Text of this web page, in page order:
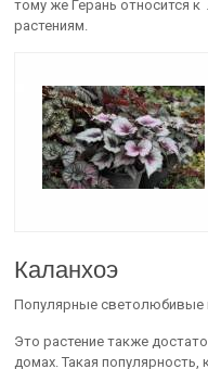
тому же Герань относится
растениям.
Каланхоэ
Популярные светолюбивые
Это растение также
домах. Такая популярность,